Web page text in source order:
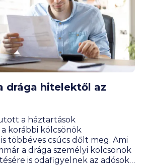
drága hitelektől az
a háztartások
korábbi kölcsönök
többéves csúcs dőlt meg. Ami
a drága személyi kölcsönök
is odafigyelnek az adósok